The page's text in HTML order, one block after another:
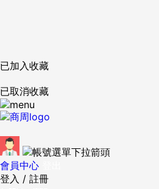
已加入收藏
已取消收藏
會員中心
登入 / 註冊